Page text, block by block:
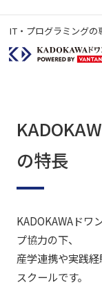
IT・プログラミング
の特長
KADOKAWAドワ
プ協力の下、
産学連携や実践
スクールです。